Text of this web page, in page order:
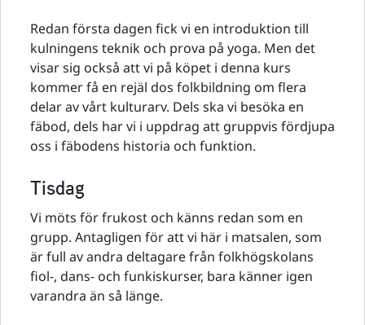
Redan första dagen fick vi en introduktion till
kulningens teknik och prova på yoga. Men det
visar sig också att vi på köpet i denna kurs
kommer få en rejäl dos folkbildning om flera
delar av vårt kulturarv. Dels ska vi besöka en
fäbod, dels har vi i uppdrag att gruppvis fördjupa
oss i fäbodens historia och funktion.
Tisdag
Vi möts för frukost och känns redan som en
grupp. Antagligen för att vi här i matsalen, som
är full av andra deltagare från folkhögskolans
fiol-, dans- och funkiskurser, bara känner igen
varandra än så länge.